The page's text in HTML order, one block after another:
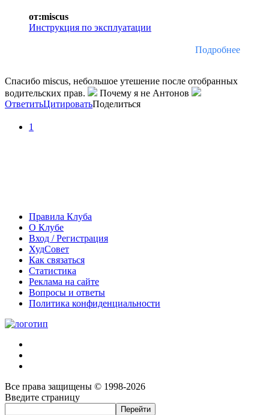
от:miscus
Инструкция по эксплуатации
Подробнее
Спасибо miscus, небольшое утешение после отобранных
водительских прав.
Почему я не Антонов
ОтветитьЦитироватьПоделиться
1
Правила Клуба
О Клубе
Вход / Регистрация
ХудСовет
Как связаться
Статистика
Реклама на сайте
Вопросы и ответы
Политика конфиденциальности
Все права защищены © 1998-2026
Введите страницу